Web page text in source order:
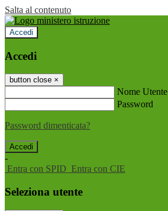
Salta al contenuto
Accedi
Accedi
button close ×
Nome Utente
Password
Password dimenticata?
-
Entra con SPID Entra con CIE
Seleziona utente